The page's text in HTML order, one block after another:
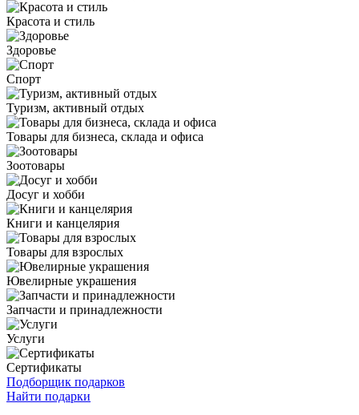
Красота и стиль
Здоровье
Спорт
Туризм, активный отдых
Товары для бизнеса, склада и офиса
Зоотовары
Досуг и хобби
Книги и канцелярия
Товары для взрослых
Ювелирные украшения
Запчасти и принадлежности
Услуги
Сертификаты
Подборщик подарков
Найти подарки